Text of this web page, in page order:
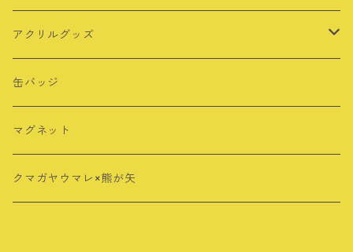
バッグ
その他
ロングTシャツ
定規
シール・ステッカー
ポストカード
クリアファイル
アクリルグッズ
キーホルダー
アクリルスタンド
クリップ
缶バッジ
マグネット
クマガヤウマレ×熊が矢